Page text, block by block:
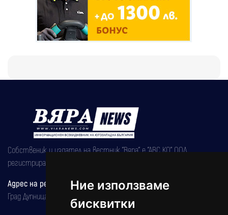
Ние използваме
бисквитки
Собственик и издател на вестник "Вяра" е "АВС КО" ООД,
регистрирана на 08.05.2002 година.
Адрес на редакцията
Град Дупница, ул.''Христо Ботев" 43